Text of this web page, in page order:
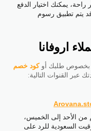
راحة، يمكنك اختيار الدفع
قد يتم تطبيق رسوم
اروفانا
بخصوص طلبك أوكود خصم
عبر القنوات التالية:
من الأحد إلى الخميس،
حتى 5 مساءً بتوقيت السعودية للرد على